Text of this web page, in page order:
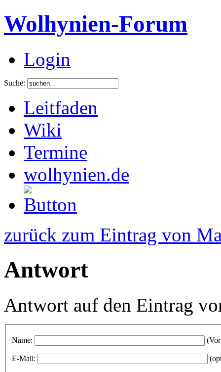
Wolhynien-Forum
Login
Suche:
Leitfaden
Wiki
Termine
wolhynien.de
zurück zum Eintrag von
Antwort
Antwort auf den Eintrag
Name:
E-Mail: